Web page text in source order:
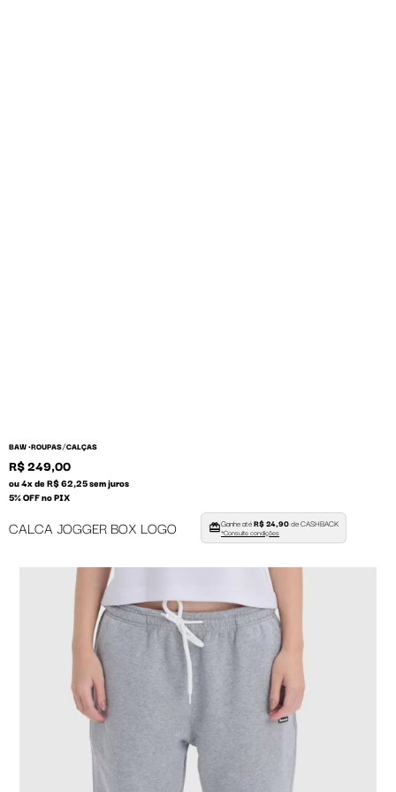
BAW •ROUPAS/CALÇAS
R$ 249,00
ou 4x de R$ 62,25 sem juros
5% OFF no PIX
CALCA JOGGER BOX LOGO Ganhe atéR$ 24,90de CASHBACK
*Consulte condições